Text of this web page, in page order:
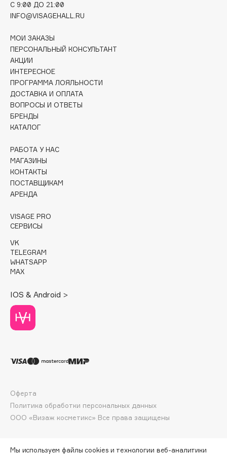
Collagenina
Consly
Corimo
CosRX
Cottolina
Cunzite
Curaprox
d'Alba
DARLING*
Davines
Dessange
Dior
Dolce & Gabbana
Dolomit
Dorco
Dr.Althea
Dr.Jart+
DSD de Luxe
Dyson
C 9:00 ДО 21:00
INFO@VISAGEHALL.RU
МОИ ЗАКАЗЫ
ПЕРСОНАЛЬНЫЙ КОНСУЛЬТАНТ
АКЦИИ
ИНТЕРЕСНОЕ
ПРОГРАММА ЛОЯЛЬНОСТИ
ДОСТАВКА И ОПЛАТА
ВОПРОСЫ И ОТВЕТЫ
БРЕНДЫ
КАТАЛОГ
РАБОТА У НАС
МАГАЗИНЫ
КОНТАКТЫ
ПОСТАВЩИКАМ
АРЕНДА
VISAGE PRO
СЕРВИСЫ
VK
TELEGRAM
WHATSAPP
MAX
IOS & Android >
ООО «Визаж косметикс» Все права защищены
Оферта
Политика обработки персональных данных
Мы используем файлы cookies и технологии веб-аналитики